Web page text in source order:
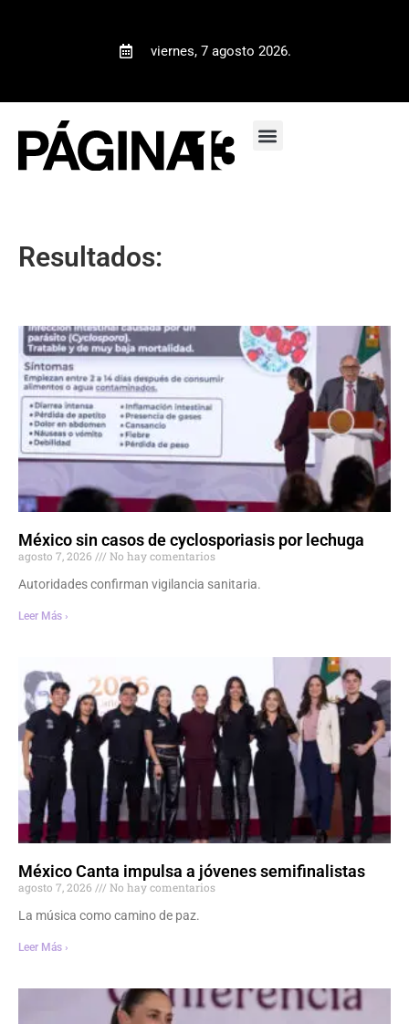
viernes, 7 agosto 2026.
Resultados:
México sin casos de cyclosporiasis por lechuga
agosto 7, 2026
No hay comentarios
Autoridades confirman vigilancia sanitaria.
Leer Más ›
México Canta impulsa a jóvenes semifinalistas
agosto 7, 2026
No hay comentarios
La música como camino de paz.
Leer Más ›